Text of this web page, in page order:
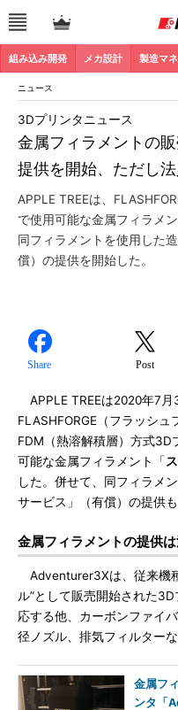
組み込み開発 メカ設計 製造マ
ニュース
金属フィラメントの
提供を開始、ただし
3Dプリンタニュース
APPLE TREEは、
で使用可能な金属フィラメ
同フィラメントを使用した
償）の提供を開始した。
Share Post
APPLE TREEは2020年7月
FLASHFORGE（フラッシ
FDM（熱溶解積層）方式3D
可能な金属フィラメント「
した。併せて、同フィラメ
サービス」（有償）の提供も
金属フィラメントの提供
Adventurer3Xは、従来機
ル”として販売開始された
応する他、カーボンファイ
径ノズル、排気フィルター
金属フ
ンタ「